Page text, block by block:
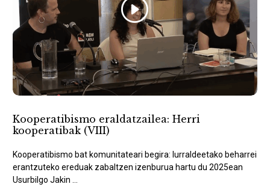
Kooperatibismo eraldatzailea: Herri
kooperatibak (VIII)
Kooperatibismo bat komunitateari begira: lurraldeetako beharrei
erantzuteko ereduak zabaltzen izenburua hartu du 2025ean
Usurbilgo Jakin ...